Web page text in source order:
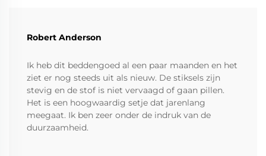
Robert Anderson
Ik heb dit beddengoed al een paar maanden en het
ziet er nog steeds uit als nieuw. De stiksels zijn
stevig en de stof is niet vervaagd of gaan pillen.
Het is een hoogwaardig setje dat jarenlang
meegaat. Ik ben zeer onder de indruk van de
duurzaamheid.